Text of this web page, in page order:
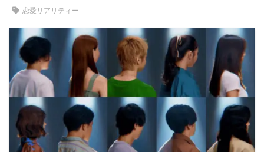
恋愛リアリティー